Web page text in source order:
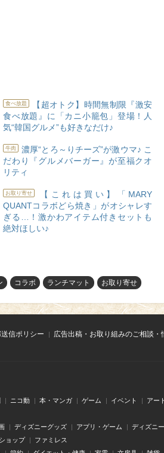
食べ放題
【超オトク】時間無制限『激安
食べ放題』に「カニ小籠包」登場！人
気“韓国グルメ”も好きなだけ♪
牛肉
濃厚“とろ～りチーズ”が激ウマ♪ こ
だわり『グルメバーガー』が至福クオ
リティ
お取り寄せ
【これは買い】「MARY
QUANTコラボどら焼き」がオシャレす
ぎる…！激かわアイテム付きセットも
絶対ほしい♪
コラボ ランチマット お取り寄せ
信ポリシー
広告出稿・お取り組みのご相談
ニコ動 本・マンガ ゲーム イベント アー
ディズニーグッズ アプリ・ゲーム ディズニ
ョップ ファミレス